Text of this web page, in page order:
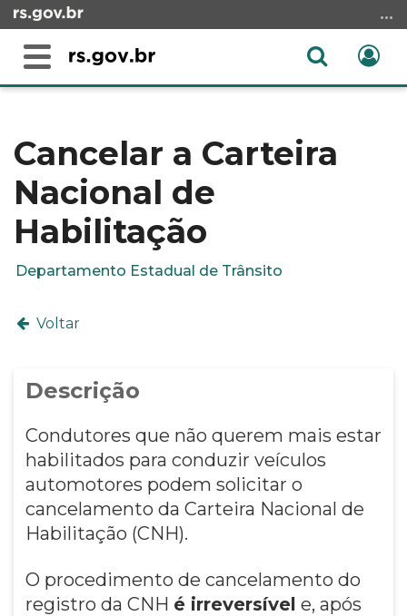
para
conteúdo
menu
para
busca
Alterna
Abrir
conteúdo
Cancelar a Carteira
Nacional de
Habilitação
Departamento Estadual de Trânsito
Voltar
Descrição
Condutores que não querem mais estar
habilitados para conduzir veículos
automotores podem solicitar o
cancelamento da Carteira Nacional de
Habilitação (CNH).
O procedimento de cancelamento do
registro da CNH é irreversível e, após